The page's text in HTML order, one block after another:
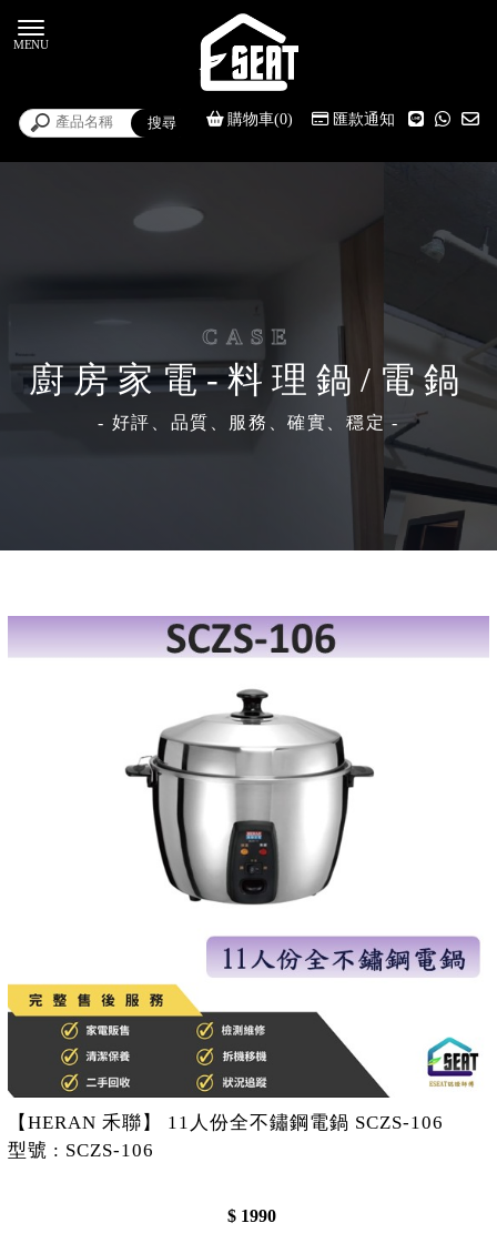
購物車(0) 匯款通知
廚房家電-料理鍋/電鍋
【HERAN 禾聯】 11人份全不鏽鋼電鍋 SCZS-106
型號 : SCZS-106
$ 1990